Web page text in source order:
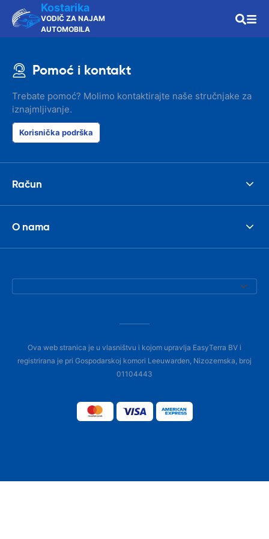
Kostarika
VODIČ ZA NAJAM
AUTOMOBILA
Pomoć i kontakt
Trebate pomoć? Molimo kontaktirajte naše stručnjake za
iznajmljivanje.
Korisnička podrška
Račun
O nama
Ova web stranica je u vlasništvu i kojom upravlja EasyTerra BV i
registrirana je pri Gospodarskoj komori Leeuwarden, Nizozemska, broj
01104443